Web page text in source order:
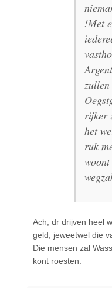
!Met
rijker
het
ruk
Ach, dr drijven heel
geld, jeweetwel die
Die mensen zal
kont roesten.